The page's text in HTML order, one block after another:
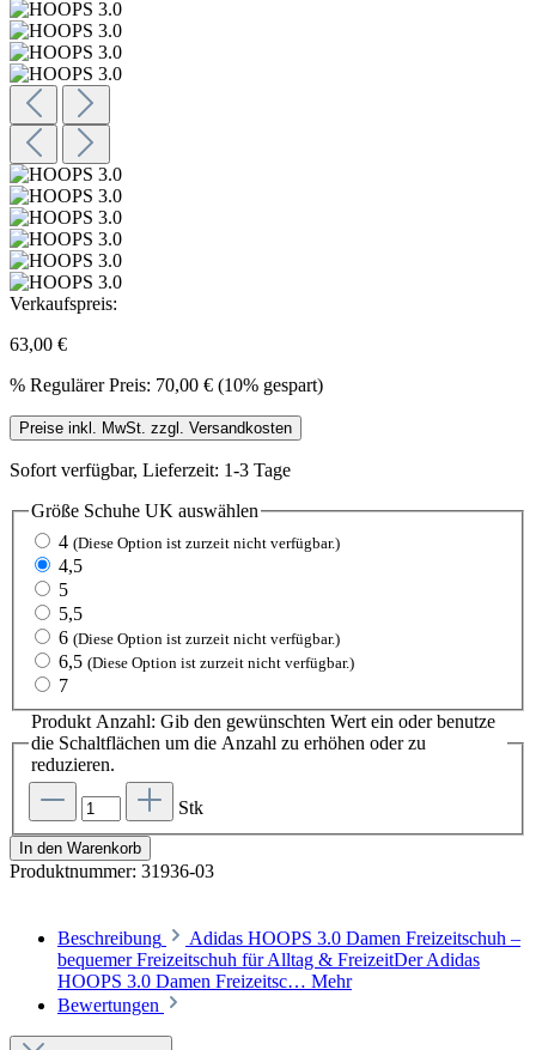
Verkaufspreis:
63,00 €
% Regulärer Preis: 70,00 € (10% gespart)
Preise inkl. MwSt. zzgl. Versandkosten
Sofort verfügbar, Lieferzeit: 1-3 Tage
Größe Schuhe UK auswählen
4 (Diese Option ist zurzeit nicht verfügbar.)
4,5
5
5,5
6 (Diese Option ist zurzeit nicht verfügbar.)
6,5 (Diese Option ist zurzeit nicht verfügbar.)
7
Produkt Anzahl: Gib den gewünschten Wert ein oder benutze
die Schaltflächen um die Anzahl zu erhöhen oder zu
reduzieren.
Stk
In den Warenkorb
Produktnummer: 31936-03
Beschreibung
Adidas HOOPS 3.0 Damen Freizeitschuh –
bequemer Freizeitschuh für Alltag & FreizeitDer Adidas
HOOPS 3.0 Damen Freizeitsc… Mehr
Bewertungen